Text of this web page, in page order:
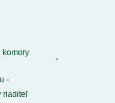
komory
riaditeľ